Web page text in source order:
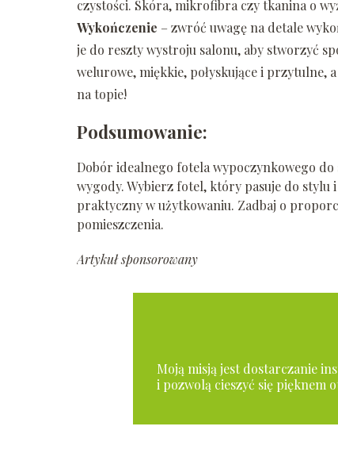
czystości. Skóra, mikrofibra czy tkanina o
Wykończenie – zwróć uwagę na detale
je do reszty wystroju salonu, aby stworzyć
welurowe, miękkie, połyskujące i przytulne,
na topie!
Podsumowanie:
Dobór idealnego fotela wypoczynkowego
wygody. Wybierz fotel, który pasuje do stylu
praktyczny w użytkowaniu. Zadbaj o
pomieszczenia.
Artykuł sponsorowany
Moją misją jest dostarczanie
i pozwolą cieszyć się pięknem